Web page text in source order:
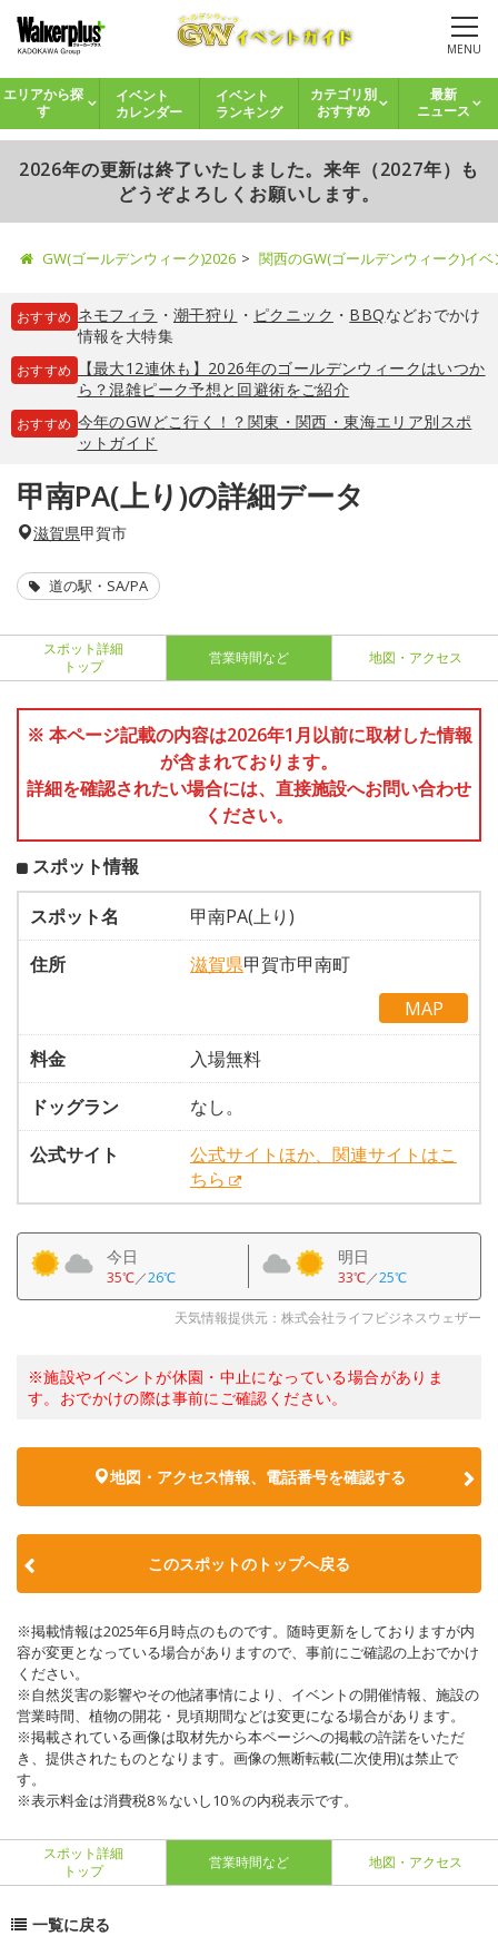
MENU
エリアから探
す
イベント
カレンダー
イベント
ランキング
カテゴリ別
おすすめ
最新
ニュース
2026年の更新は終了いたしました。来年（2027年）も
どうぞよろしくお願いします。
GW(ゴールデンウィーク)2026 関西のGW(ゴールデンウィーク)イ
おすすめ ネモフィラ ・ 潮干狩り ・ ピクニック ・ BBQなどおでかけ
情報を大特集
おすすめ
【最大12連休も】2026年のゴールデンウィークはいつか
ら？混雑ピーク予想と回避術をご紹介
おすすめ 今年のGWどこ行く！？関東・関西・東海エリア別スポ
ットガイド
甲南PA(上り)の詳細データ
滋賀県甲賀市
道の駅・SA/PA
スポット詳細
トップ
営業時間など 地図・アクセス
※ 本ページ記載の内容は2026年1月以前に取材した情報
が含まれております。
詳細を確認されたい場合には、直接施設へお問い合わせ
ください。
スポット情報
スポット名
甲南PA(上り)
住所
滋賀県甲賀市甲南町
MAP
料金
入場無料
ドッグラン
なし。
公式サイト
公式サイトほか、関連サイトはこ
ちら
今日
35℃／26℃
明日
33℃／25℃
天気情報提供元：株式会社ライフビジネスウェザー
※施設やイベントが休園・中止になっている場合がありま
す。おでかけの際は事前にご確認ください。
地図・アクセス情報、電話番号を確認する
このスポットのトップへ戻る
※掲載情報は2025年6月時点のものです。随時更新をしておりますが内
容が変更となっている場合がありますので、事前にご確認の上おでかけ
ください。
※自然災害の影響やその他諸事情により、イベントの開催情報、施設の
営業時間、植物の開花・見頃期間などは変更になる場合があります。
※掲載されている画像は取材先から本ページへの掲載の許諾をいただ
き、提供されたものとなります。画像の無断転載(二次使用)は禁止で
す。
※表示料金は消費税8％ないし10％の内税表示です。
スポット詳細
トップ
営業時間など 地図・アクセス
一覧に戻る